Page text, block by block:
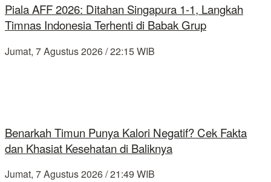
Piala AFF 2026: Ditahan Singapura 1-1, Langkah
Timnas Indonesia Terhenti di Babak Grup
Jumat, 7 Agustus 2026 / 22:15 WIB
Benarkah Timun Punya Kalori Negatif? Cek Fakta
dan Khasiat Kesehatan di Baliknya
Jumat, 7 Agustus 2026 / 21:49 WIB